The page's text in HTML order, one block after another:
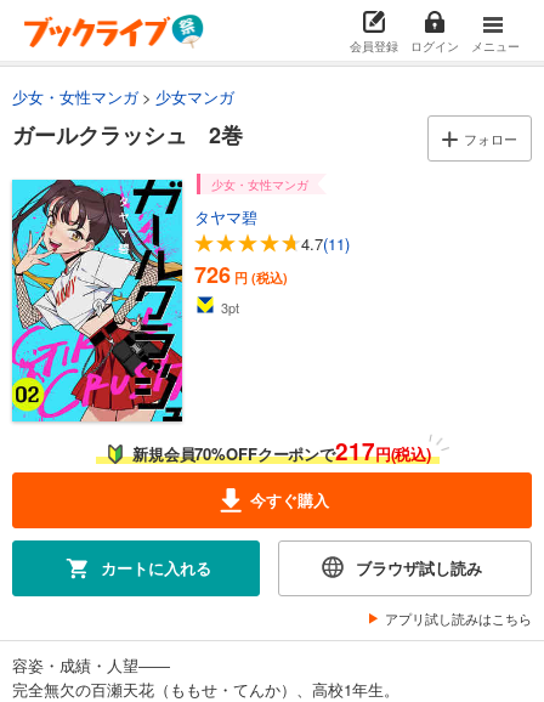
会員登録 ログイン メニュー
少女・女性マンガ 少女マンガ
ガールクラッシュ 2巻 フォロー
少女・女性マンガ
タヤマ碧
4.7(11)
726 円 (税込)
3pt
新規会員70%OFFクーポンで217円(税込)
今すぐ購入
カートに入れる ブラウザ試し読み
アプリ試し読みはこちら
容姿・成績・人望――
完全無欠の百瀬天花（ももせ・てんか）、高校1年生。